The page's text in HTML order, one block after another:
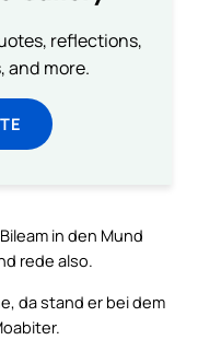
reflections,
and more.
in den Mund
rede also.
da stand er bei dem